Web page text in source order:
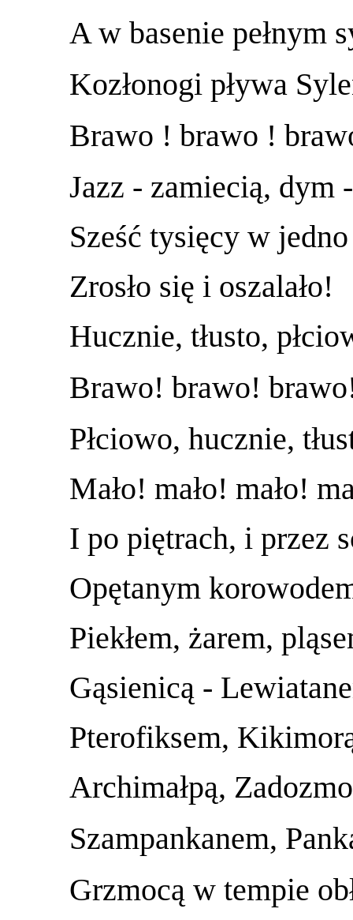
A w basenie pełnym
Kozłonogi pływa
Brawo ! brawo !
Jazz - zamiecią, dym
Sześć tysięcy w jedno
Zrosło się i oszalało!
Hucznie, tłusto,
Brawo! brawo!
Płciowo, hucznie,
Mało! mało! mało!
I po piętrach, i przez
Opętanym
Piekłem, żarem,
Gąsienicą -
Pterofiksem,
Archimałpą,
Szampankanem,
Grzmocą w tempie